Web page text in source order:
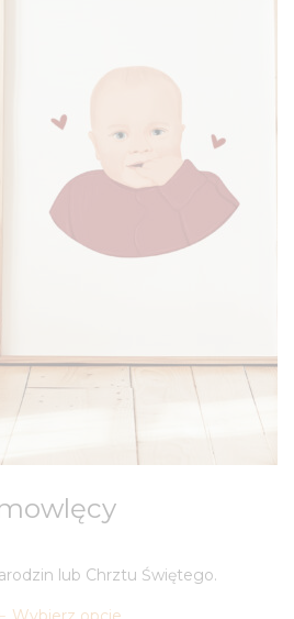
lub Chrztu Świętego.